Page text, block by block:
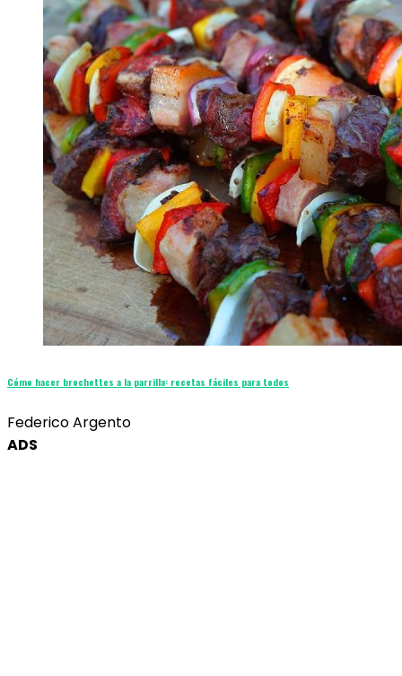
Cómo hacer brochettes a la parrilla: recetas fáciles para todos
Federico Argento
ADS